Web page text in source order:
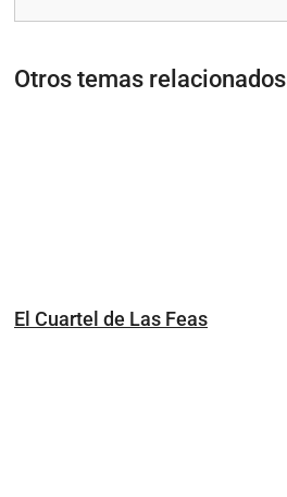
Otros temas relacionados
El Cuartel de Las Feas